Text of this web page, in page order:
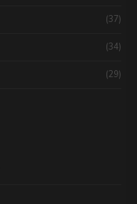
(37)
(34)
(29)